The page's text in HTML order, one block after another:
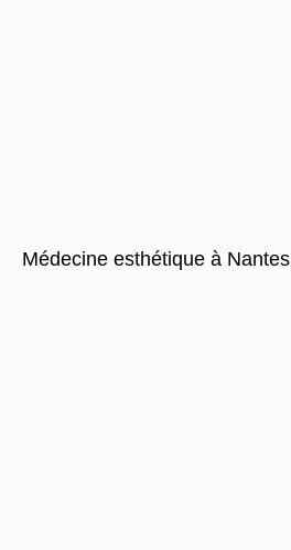
Médecine esthétique à Nantes